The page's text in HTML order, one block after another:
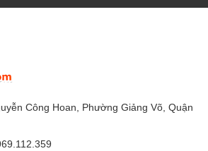
Công Hoan, Phường Giảng Võ, Quận